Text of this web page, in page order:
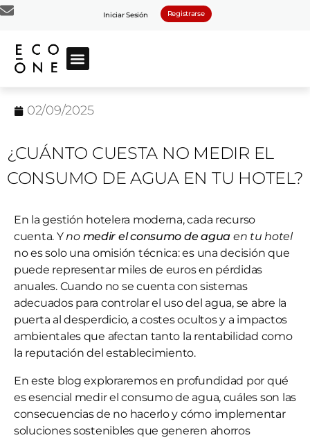
Iniciar Sesión Registrarse
02/09/2025
¿CUÁNTO CUESTA NO MEDIR EL
CONSUMO DE AGUA EN TU HOTEL?
En la gestión hotelera moderna, cada recurso
cuenta. Yno medir el consumo de agua en tu hotel
no es solo una omisión técnica: es una decisión que
puede representar miles de euros en pérdidas
anuales. Cuando no se cuenta con sistemas
adecuados para controlar el uso del agua, se abre la
puerta al desperdicio, a costes ocultos y a impactos
ambientales que afectan tanto la rentabilidad como
la reputación del establecimiento.
En este blog exploraremos en profundidad por qué
es esencial medir el consumo de agua, cuáles son las
consecuencias de no hacerlo y cómo implementar
soluciones sostenibles que generen ahorros